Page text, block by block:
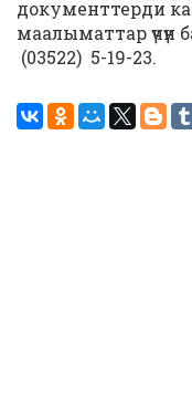
документтерди
маалыматтар
(03522) 5-19-23.